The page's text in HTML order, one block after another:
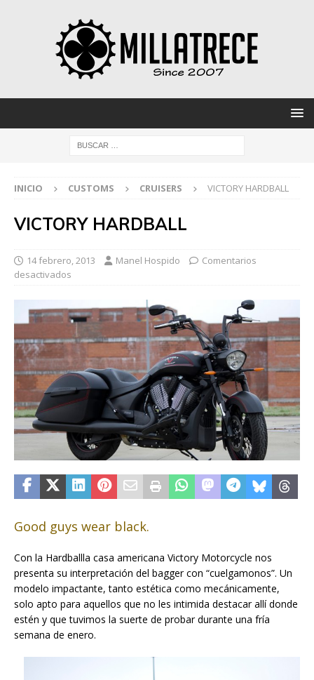
INICIO CUSTOMS CRUISERS VICTORY HARDBALL
VICTORY HARDBALL
14 febrero, 2013 Manel Hospido
Comentarios
desactivados
Good guys wear black.
Con la Hardballla casa americana Victory Motorcycle nos
presenta su interpretación del bagger con “cuelgamonos”. Un
modelo impactante, tanto estética como mecánicamente,
solo apto para aquellos que no les intimida destacar allí donde
estén y que tuvimos la suerte de probar durante una fría
semana de enero.